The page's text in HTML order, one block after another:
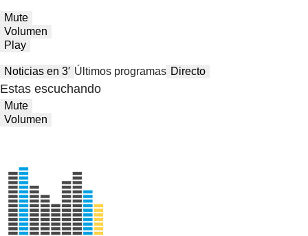
Mute
Volumen
Play
Noticias en 3′ Últimos programas Directo
Estas escuchando
Mute
Volumen